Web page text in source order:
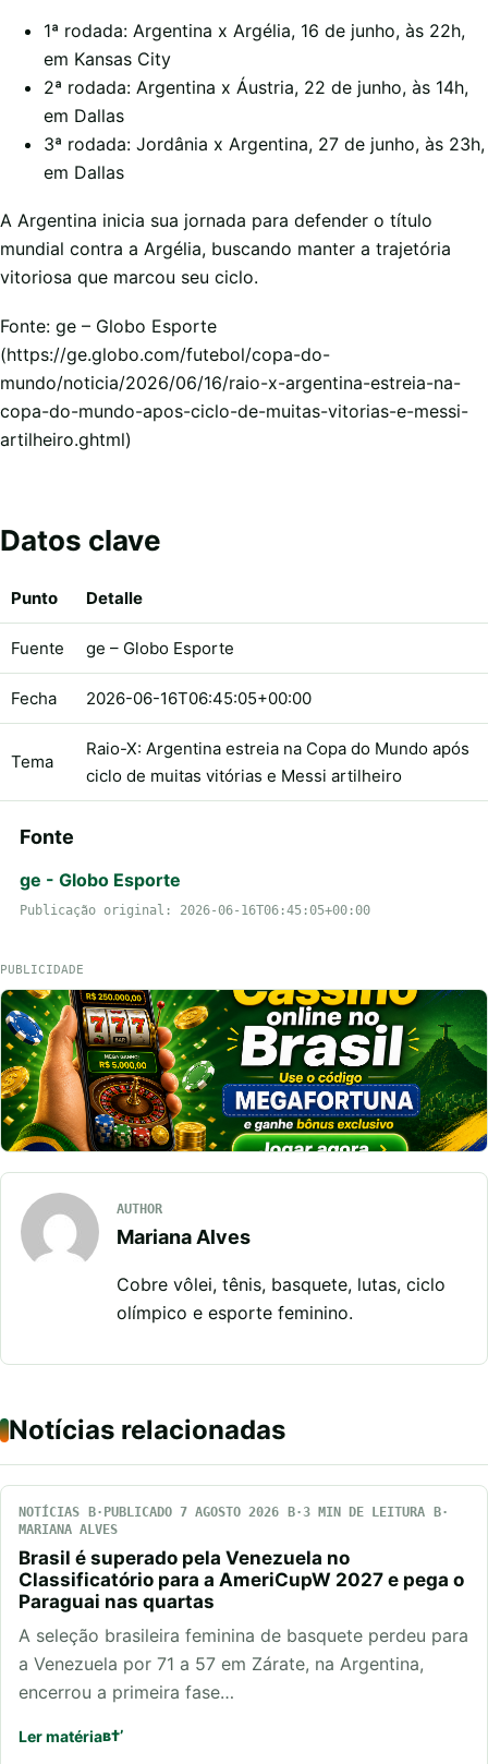
1ª rodada: Argentina x Argélia, 16 de junho, às 22h,
em Kansas City
2ª rodada: Argentina x Áustria, 22 de junho, às 14h,
em Dallas
3ª rodada: Jordânia x Argentina, 27 de junho, às 23h,
em Dallas
A Argentina inicia sua jornada para defender o título
mundial contra a Argélia, buscando manter a trajetória
vitoriosa que marcou seu ciclo.
Fonte: ge – Globo Esporte
(https://ge.globo.com/futebol/copa-do-
mundo/noticia/2026/06/16/raio-x-argentina-estreia-na-
copa-do-mundo-apos-ciclo-de-muitas-vitorias-e-messi-
artilheiro.ghtml)
Datos clave
Punto Detalle
Fuente ge – Globo Esporte
Fecha 2026-06-16T06:45:05+00:00
Tema
Raio-X: Argentina estreia na Copa do Mundo após
ciclo de muitas vitórias e Messi artilheiro
Fonte
ge - Globo Esporte
Publicação original: 2026-06-16T06:45:05+00:00
PUBLICIDADE
AUTHOR
Mariana Alves
Cobre vôlei, tênis, basquete, lutas, ciclo
olímpico e esporte feminino.
Notícias relacionadas
NOTÍCIAS PUBLICADO 7 AGOSTO 2026
3 MIN DE LEITURA
MARIANA ALVES
Brasil é superado pela Venezuela no
Classificatório para a AmeriCupW 2027 e pega o
Paraguai nas quartas
A seleção brasileira feminina de basquete perdeu para
a Venezuela por 71 a 57 em Zárate, na Argentina,
encerrou a primeira fase…
Ler matéria